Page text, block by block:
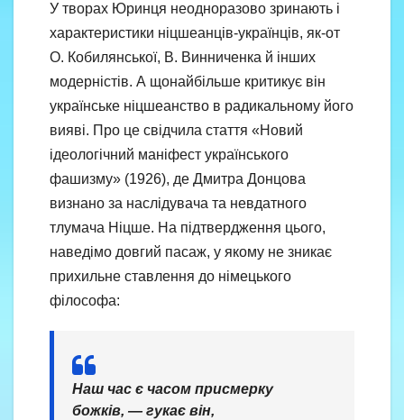
У творах Юринця неодноразово зринають і
характеристики ніцшеанців-українців, як-от
О. Кобилянської, В. Винниченка й інших
модерністів. А щонайбільше критикує він
українське ніцшеанство в радикальному його
вияві. Про це свідчила стаття «Новий
ідеологічний маніфест українського
фашизму» (1926), де Дмитра Донцова
визнано за наслідувача та невдатного
тлумача Ніцше. На підтвердження цього,
наведімо довгий пасаж, у якому не зникає
прихильне ставлення до німецького
філософа:
Наш час є часом присмерку
божків, — гукає він,